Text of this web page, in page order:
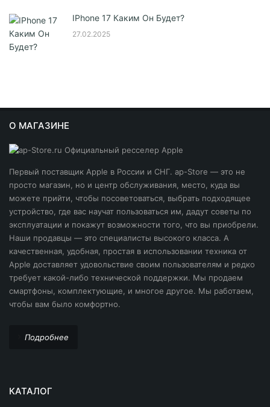
IPhone 17 Каким Он Будет?
27.02.2025
О МАГАЗИНЕ
Первый поставщик Apple в России и СНГ. ap-Store — это не
просто магазин, но и центр обслуживания, место, куда вы
можете прийти, чтобы посоветоваться, выбрать подходящее
устройство, где вас научат пользоваться им, дадут советы по
эксплуатации и покажут возможности того, что вы приобрели.
Наши продавцы — это специалисты высокого класса. А
качественная, удобная, простая в использовании техника от
Apple доставляет удовольствие своим пользователям и редко
требует какой-либо технической поддержки. Мы продаем
смартфоны, комплектующие, и многое другое. Мы работаем,
чтобы вам было комфортно.
Подробнее
КАТАЛОГ